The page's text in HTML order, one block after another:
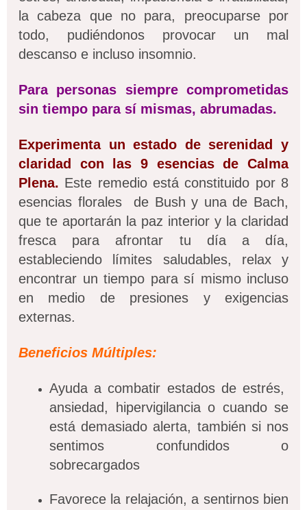
la cabeza que no para, preocuparse por
todo, pudiéndonos provocar un mal
descanso e incluso insomnio.
Para personas siempre comprometidas
sin tiempo para sí mismas, abrumadas.
Experimenta un estado de serenidad y
claridad con las 9 esencias de Calma
Plena. Este remedio está constituido por 8
esencias florales de Bush y una de Bach,
que te aportarán la paz interior y la claridad
fresca para afrontar tu día a día,
estableciendo límites saludables, relax y
encontrar un tiempo para sí mismo incluso
en medio de presiones y exigencias
externas.
Beneficios Múltiples:
Ayuda a combatir estados de estrés,
ansiedad, hipervigilancia o cuando se
está demasiado alerta, también si nos
sentimos confundidos o
sobrecargados
Favorece la relajación, a sentirnos bien